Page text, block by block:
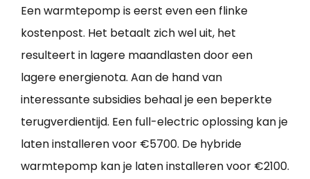
Een warmtepomp is eerst even een flinke
kostenpost. Het betaalt zich wel uit, het
resulteert in lagere maandlasten door een
lagere energienota. Aan de hand van
interessante subsidies behaal je een beperkte
terugverdientijd. Een full-electric oplossing kan je
laten installeren voor €5700. De hybride
warmtepomp kan je laten installeren voor €2100.